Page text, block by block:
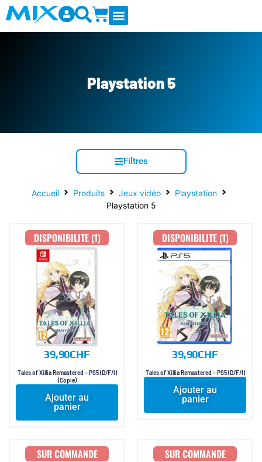
Playstation 5
Filtres
Accueil Produits Jeux vidéo
Playstation
Playstation 5
DISPONIBILITE (1)
39,90CHF
Tales of Xillia Remastered – PS5 (D/F/I)
(Copie)
Ajouter au
panier
DISPONIBILITE (1)
39,90CHF
Tales of Xillia Remastered – PS5 (D/F/I)
Ajouter au
panier
SUR COMMANDE SUR COMMANDE